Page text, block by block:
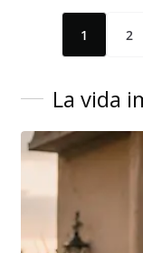
1 2
La vida